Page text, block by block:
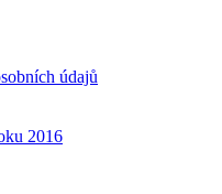
údajů
2016